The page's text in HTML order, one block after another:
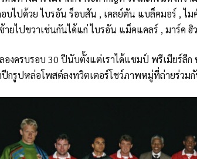
อบไปด้วย ไบรอัน ร็อบสัน , เคลย์ตัน แบล็คมอร์ , ไ
ยไปขวาเช่นกันได้แก่ ไบรอัน แม็คแคลร์ , มาร์ค ฮิ
งครบรอบ 30 ปีนับตั้งแต่เราได้แชมป์ พรีเมียร์ลีก
กรูปหล่อโพสต์ลงทวิตเตอร์โชว์ภาพหมู่ที่ถ่ายร่วม